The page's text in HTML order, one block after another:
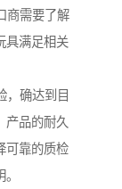
商需要了解
具满足相关
，确达到目
产品的耐久
可靠的质检